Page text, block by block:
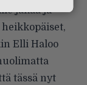
jakaa ja
Elli Haloo
tässä nyt